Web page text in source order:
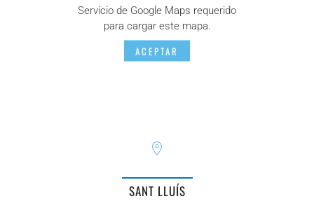
Servicio de Google Maps requerido
para cargar este mapa.
ACEPTAR
SANT LLUÍS